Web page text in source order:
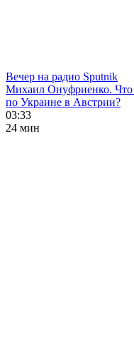
Вечер на радио Sputnik
Михаил Онуфриенко. Что
по Украине в Австрии?
03:33
24 мин